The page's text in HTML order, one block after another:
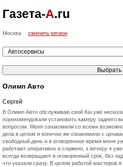
Газета-А.ru
Москва сменить регион
Олимп Авто
Сергей
В Олимп Авто обслуживаю свой Kia уже
порекомендовали установить камеру заднего
вопросом. Меня ознакомили со всеми
дела в целом и конечно же ознакомили с
свободный день и в оговоренное время меня
работают оперативно и слажено, к вечеру я
всегда возвращают в оговоренный срок, без
что указали сразу. В целом работой мастеров